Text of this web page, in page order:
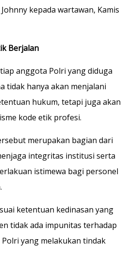
kepada wartawan, Kamis
Berjalan
anggota Polri yang diduga
tidak hanya akan menjalani
hukum, tetapi juga akan
kode etik profesi.
merupakan bagian dari
integritas institusi serta
istimewa bagi personel
ketentuan kedinasan yang
tidak ada impunitas terhadap
yang melakukan tindak